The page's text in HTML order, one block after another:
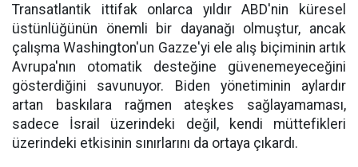
Transatlantik ittifak onlarca yıldır ABD'nin küresel
üstünlüğünün önemli bir dayanağı olmuştur, ancak
çalışma Washington'un Gazze'yi ele alış biçiminin artık
Avrupa'nın otomatik desteğine güvenemeyeceğini
gösterdiğini savunuyor. Biden yönetiminin aylardır
artan baskılara rağmen ateşkes sağlayamaması,
sadece İsrail üzerindeki değil, kendi müttefikleri
üzerindeki etkisinin sınırlarını da ortaya çıkardı.